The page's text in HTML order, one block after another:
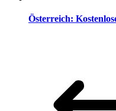
Österreich: